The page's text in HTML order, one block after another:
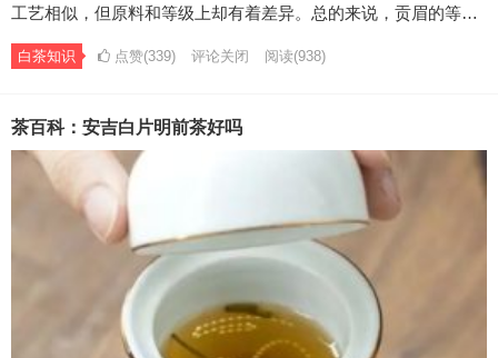
工艺相似，但原料和等级上却有着差异。总的来说，贡眉的等…
白茶知识 点赞(339) 评论关闭 阅读(938)
茶百科：安吉白片明前茶好吗